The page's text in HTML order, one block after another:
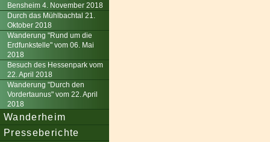
Bensheim 4. November 2018
Durch das Mühlbachtal 21.
Oktober 2018
Wanderung "Rund um die
Erdfunkstelle" vom 06. Mai
2018
Besuch des Hessenpark vom
22. April 2018
Wanderung "Durch den
Vordertaunus" vom 22. April
2018
Wanderheim
Presseberichte